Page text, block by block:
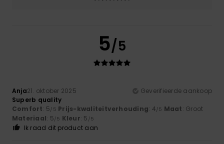
5/5
Anja21. oktober 2025
Geverifieerde aankoop
Superb quality
Comfort: 5/5 Prijs-kwaliteitverhouding: 4/5 Maat: Groot
Materiaal: 5/5 Kleur: 5 /5
Ik raad dit product aan